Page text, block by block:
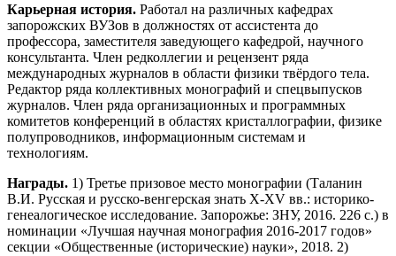
Карьерная история. Работал на различных кафедрах
запорожских ВУЗов в должностях от ассистента до
профессора, заместителя заведующего кафедрой, научного
консультанта. Член редколлегии и рецензент ряда
международных журналов в области физики твёрдого тела.
Редактор ряда коллективных монографий и спецвыпусков
журналов. Член ряда организационных и программных
комитетов конференций в областях кристаллографии, физике
полупроводников, информационным системам и
технологиям.
Награды. 1) Третье призовое место монографии (Таланин
В.И. Русская и русско-венгерская знать X-XV вв.: историко-
генеалогическое исследование. Запорожье: ЗНУ, 2016. 226 с.) в
номинации «Лучшая научная монография 2016-2017 годов»
секции «Общественные (исторические) науки», 2018. 2)